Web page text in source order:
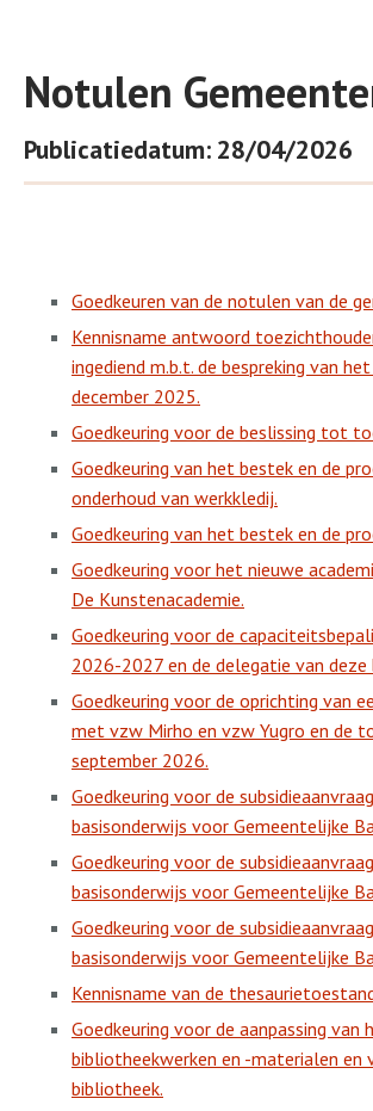
Notulen
Publicatiedatum: 28/04/2026
Goedkeuren van de notulen van de
Kennisname antwoord
ingediend m.b.t. de bespreking van
december 2025.
Goedkeuring voor de beslissing tot
Goedkeuring van het bestek en de
onderhoud van werkkledij.
Goedkeuring van het bestek en de
Goedkeuring voor het nieuwe
De Kunstenacademie.
Goedkeuring voor de
2026-2027 en de delegatie van deze
Goedkeuring voor de oprichting van
met vzw Mirho en vzw Yugro en de
september 2026.
Goedkeuring voor de
basisonderwijs voor Gemeentelijke
Goedkeuring voor de
basisonderwijs voor Gemeentelijke
Goedkeuring voor de
basisonderwijs voor Gemeentelijke
Kennisname van de
Goedkeuring voor de aanpassing
bibliotheekwerken en -materialen en
bibliotheek.